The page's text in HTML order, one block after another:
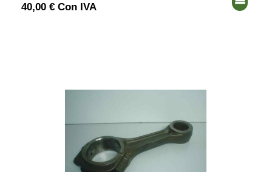
40,00 € Con IVA